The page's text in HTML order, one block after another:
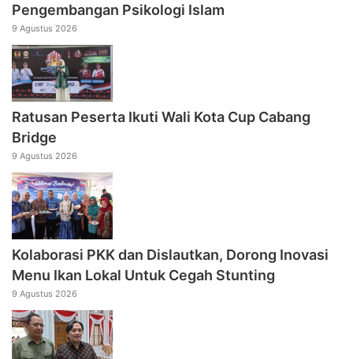
Pengembangan Psikologi Islam
9 Agustus 2026
Ratusan Peserta Ikuti Wali Kota Cup Cabang
Bridge
9 Agustus 2026
Kolaborasi PKK dan Dislautkan, Dorong Inovasi
Menu Ikan Lokal Untuk Cegah Stunting
9 Agustus 2026